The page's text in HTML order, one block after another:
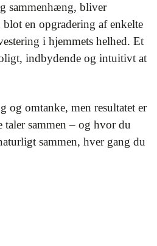
sammenhæng, bliver
en opgradering af enkelte
i hjemmets helhed. Et
indbydende og intuitivt at
omtanke, men resultatet er
sammen – og hvor du
sammen, hver gang du